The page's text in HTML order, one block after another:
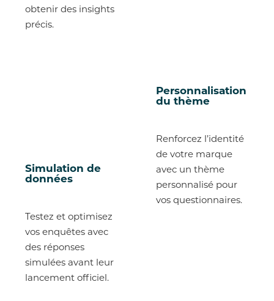
obtenir des insights
précis.
Personnalisation
du thème
Renforcez l’identité
de votre marque
avec un thème
personnalisé pour
vos questionnaires.
Simulation de
données
Testez et optimisez
vos enquêtes avec
des réponses
simulées avant leur
lancement officiel.